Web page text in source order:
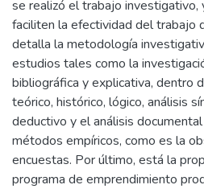
se realizó el trabajo
faciliten la efectividad del trabajo
detalla la metodología
estudios tales como la
bibliográfica y explicativa, dentro
teórico, histórico, lógico, análisis
deductivo y el análisis
métodos empíricos, como es la
encuestas. Por último, está la
programa de emprendimiento